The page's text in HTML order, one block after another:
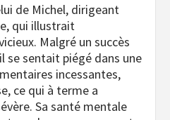
de Michel, dirigeant
qui illustrait
Malgré un succès
se sentait piégé dans une
incessantes,
ce qui à terme a
Sa santé mentale